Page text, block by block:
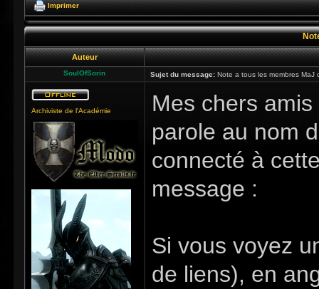
Imprimer
Auteur
SoulOfSorin Sujet du message: Note a tous les membres MaJ
Archiviste de l'Académie
Mes chers
parole au nom
connecté à
message :
Si vous voyez
de liens), en